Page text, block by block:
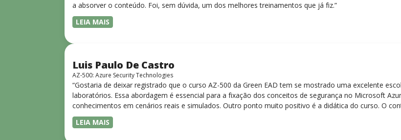
a absorver o conteúdo. Foi, sem dúvida, um dos melhores treinamentos que já fiz.”
LEIA MAIS
Luis Paulo De Castro
AZ-500: Azure Security Technologies
“Gostaria de deixar registrado que o curso AZ-500 da Green EAD tem se mostrado uma excelente
laboratórios. Essa abordagem é essencial para a fixação dos conceitos de segurança no Microsoft
conhecimentos em cenários reais e simulados. Outro ponto muito positivo é a didática do curso. O
progressiva, o que facilita o entendimento mesmo para quem não tem uma bagagem técnica muito
LEIA MAIS